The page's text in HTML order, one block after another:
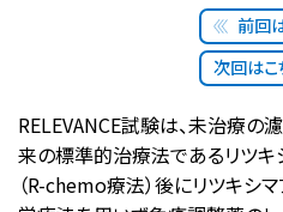
次回はこ
前回
RELEVANCE試験は、未治療の
来の標準的治療法であるリツ
（R-chemo療法）後にリツキシ